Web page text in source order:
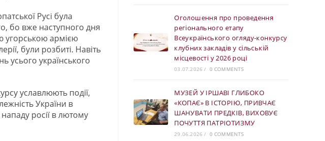
Русі була
бо вже наступного дня
угорською армією
були розбиті. Навіть
усього українського
уславлюють події,
України в
росії в лютому
Оголошення про проведення
регіонального етапу
Всеукраїнського огляду-конкурсу
клубних закладів у сільській
місцевості у 2026 році
03.07.2026 / 0 COMMENTS
МУЗЕЙ У ІРШАВІ ГЛИБОКО
«КОПАЄ» В ІСТОРІЮ, ПРИВЧАЄ
ШАНУВАТИ ПРЕДКІВ, ВИХОВУЄ
ПОЧУТТЯ ПАТРІОТИЗМУ
29.06.2026 / 0 COMMENTS